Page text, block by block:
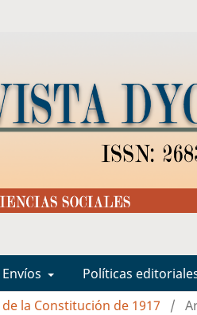
Envíos Políticas
la Constitución de 1917 /